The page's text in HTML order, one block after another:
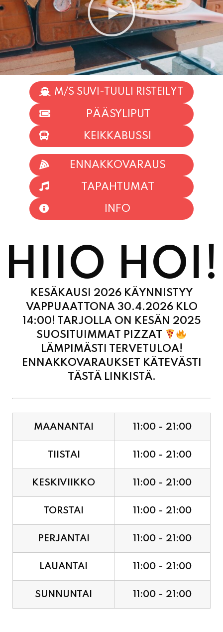
M/S SUVI-TUULI RISTEILYT
PÄÄSYLIPUT
KEIKKABUSSI
TAPAHTUMAT
INFO
HIIO HOI!
KESÄKAUSI 2026 KÄYNNISTYY
VAPPUAATTONA 30.4.2026 KLO
14:00! TARJOLLA ON KESÄN 2025
SUOSITUIMMAT PIZZAT
LÄMPIMÄSTI TERVETULOA!
ENNAKKOVARAUKSET KÄTEVÄSTI
TÄSTÄ LINKISTÄ.
TIISTAI 11:00 - 21:00
KESKIVIIKKO 11:00 - 21:00
TORSTAI 11:00 - 21:00
PERJANTAI 11:00 - 21:00
LAUANTAI 11:00 - 21:00
SUNNUNTAI 11:00 - 21:00